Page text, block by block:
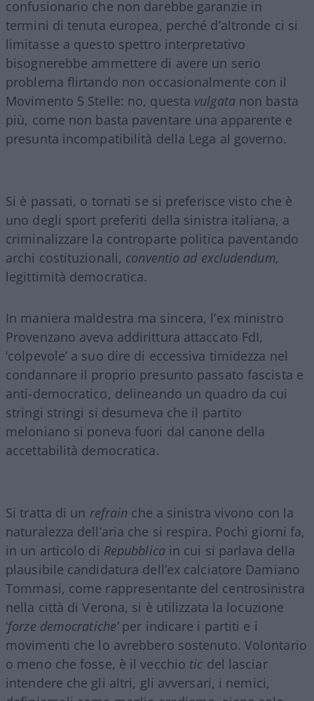
confusionario che non darebbe garanzie in
termini di tenuta europea, perché d’altronde ci si
limitasse a questo spettro interpretativo
bisognerebbe ammettere di avere un serio
problema flirtando non occasionalmente con il
Movimento 5 Stelle: no, questa vulgatanon basta
più, come non basta paventare una apparente e
presunta incompatibilità della Lega al governo.
Si è passati, o tornati se si preferisce visto che è
uno degli sport preferiti della sinistra italiana, a
criminalizzare la controparte politica paventando
archi costituzionali, conventio ad excludendum,
legittimità democratica.
In maniera maldestra ma sincera, l’ex ministro
Provenzano aveva addirittura attaccato FdI,
‘colpevole’ a suo dire di eccessiva timidezza nel
condannare il proprio presunto passato fascista e
anti-democratico, delineando un quadro da cui
stringi stringi si desumeva che il partito
meloniano si poneva fuori dal canone della
accettabilità democratica.
Si tratta di un refrain che a sinistra vivono con la
naturalezza dell’aria che si respira. Pochi giorni fa,
in un articolo di Repubblica in cui si parlava della
plausibile candidatura dell’ex calciatore Damiano
Tommasi, come rappresentante del centrosinistra
nella città di Verona, si è utilizzata la locuzione
‘forze democratiche’per indicare i partiti e i
movimenti che lo avrebbero sostenuto. Volontario
o meno che fosse, è il vecchio tic del lasciar
intendere che gli altri, gli avversari, i nemici,